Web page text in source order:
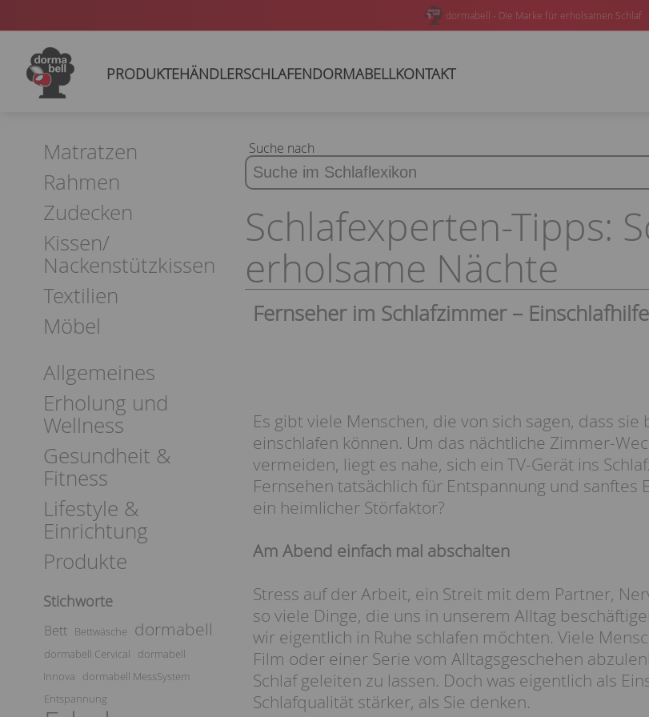
In über 200 Bettenfachgeschäften oder online
PRODUKTEHÄNDLERSCHLAFENDORMABELLKONTAKT
Matratzen
Rahmen
Zudecken
Kissen/
Nackenstützkissen
Textilien
Möbel
Allgemeines
Erholung und
Wellness
Gesundheit &
Fitness
Lifestyle &
Einrichtung
Produkte
Stichworte
Bett Bettwäsche dormabell
dormabell Cervical
dormabell
Innova
dormabell MessSystem
Entspannung
Suche nach
Schlafexperten-Tipps:
erholsame Nächte
Fernseher im Schlafzimmer –
Es gibt viele Menschen, die von sich sagen, dass
einschlafen können. Um das nächtliche Zimmer-
vermeiden, liegt es nahe, sich ein TV-Gerät ins
Fernsehen tatsächlich für Entspannung und
ein heimlicher Störfaktor?
Am Abend einfach mal abschalten
Stress auf der Arbeit, ein Streit mit dem Partner,
so viele Dinge, die uns in unserem Alltag
wir eigentlich in Ruhe schlafen möchten. Viele
Film oder einer Serie vom Alltagsgeschehen
Schlaf geleiten zu lassen. Doch was eigentlich als
Schlafqualität stärker, als Sie denken.